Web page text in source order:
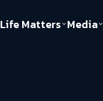
Life Matters Media